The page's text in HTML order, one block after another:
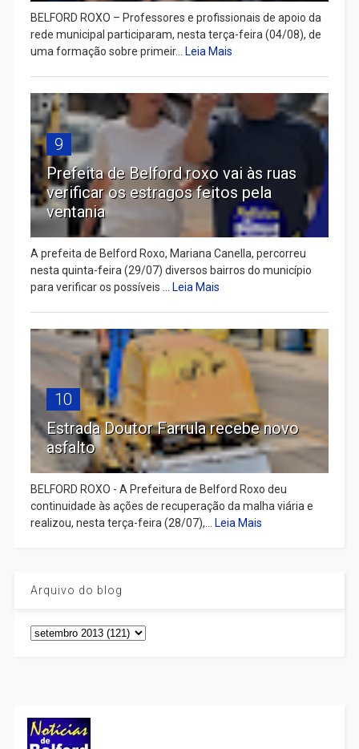
BELFORD ROXO – Professores e profissionais de apoio da
rede municipal participaram, nesta terça-feira (04/08), de
uma formação sobre primeir...
Leia Mais
9
Prefeita de Belford roxo vai às ruas
verificar os estragos feitos pela
ventania
A prefeita de Belford Roxo, Mariana Canella, percorreu
nesta quinta-feira (29/07) diversos bairros do município
para verificar os possíveis ...
Leia Mais
10
Estrada Doutor Farrula recebe novo
asfalto
BELFORD ROXO - A Prefeitura de Belford Roxo deu
continuidade às ações de recuperação da malha viária e
realizou, nesta terça-feira (28/07),...
Leia Mais
Arquivo do blog